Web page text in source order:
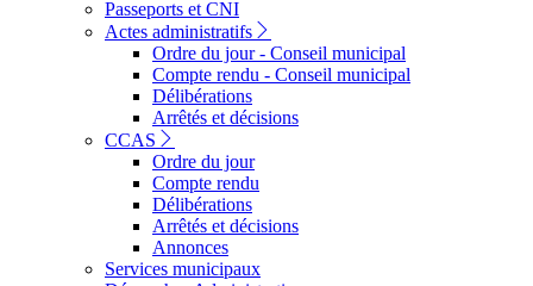
Passeports et CNI
Actes administratifs
Ordre du jour - Conseil municipal
Compte rendu - Conseil municipal
Délibérations
Arrêtés et décisions
CCAS
Ordre du jour
Compte rendu
Délibérations
Arrêtés et décisions
Annonces
Services municipaux